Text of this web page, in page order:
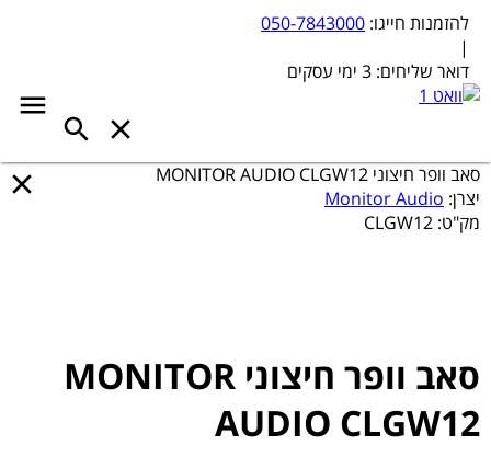
להזמנות חייגו: 050-7843000
|
דואר שליחים: 3 ימי עסקים
סאב וופר חיצוני MONITOR AUDIO CLGW12
יצרן: Monitor Audio
מק"ט: CLGW12
סאב וופר חיצוני MONITOR
AUDIO CLGW12